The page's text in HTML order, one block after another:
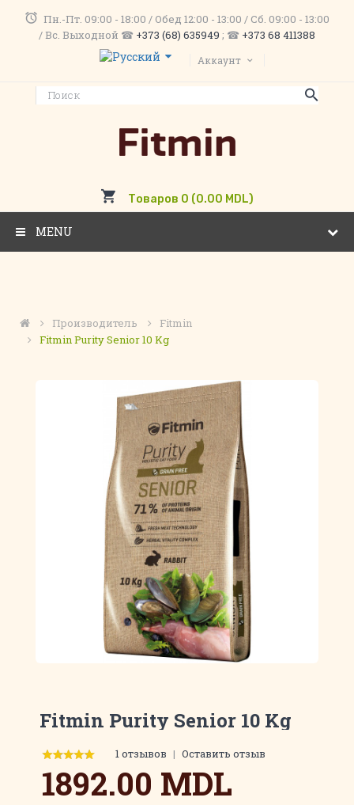
Пн.-Пт. 09:00 - 18:00 / Обед 12:00 - 13:00 / Сб. 09:00 - 13:00
/ Вс. Выходной ☎ +373 (68) 635949 ; ☎ +373 68 411388
Аккаунт
Товаров 0 (0.00 MDL)
MENU
Производитель
Fitmin
Fitmin Purity Senior 10 Kg
Fitmin Purity Senior 10 Kg
1 отзывов | Оставить отзыв
1892.00 MDL